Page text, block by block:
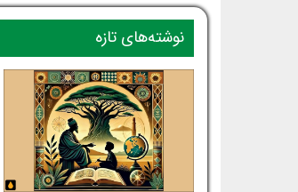
نوشته‌های تازه